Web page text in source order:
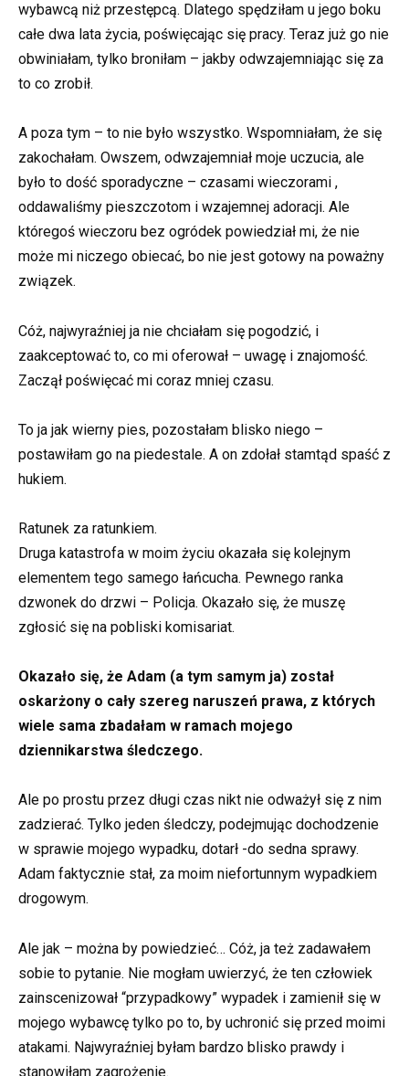
wybawcą niż przestępcą. Dlatego spędziłam u jego boku
całe dwa lata życia, poświęcając się pracy. Teraz już go nie
obwiniałam, tylko broniłam – jakby odwzajemniając się za
to co zrobił.
A poza tym – to nie było wszystko. Wspomniałam, że się
zakochałam. Owszem, odwzajemniał moje uczucia, ale
było to dość sporadyczne – czasami wieczorami ,
oddawaliśmy pieszczotom i wzajemnej adoracji. Ale
któregoś wieczoru bez ogródek powiedział mi, że nie
może mi niczego obiecać, bo nie jest gotowy na poważny
związek.
Cóż, najwyraźniej ja nie chciałam się pogodzić, i
zaakceptować to, co mi oferował – uwagę i znajomość.
Zaczął poświęcać mi coraz mniej czasu.
To ja jak wierny pies, pozostałam blisko niego –
postawiłam go na piedestale. A on zdołał stamtąd spaść z
hukiem.
Ratunek za ratunkiem.
Druga katastrofa w moim życiu okazała się kolejnym
elementem tego samego łańcucha. Pewnego ranka
dzwonek do drzwi – Policja. Okazało się, że muszę
zgłosić się na pobliski komisariat.
Okazało się, że Adam (a tym samym ja) został
oskarżony o cały szereg naruszeń prawa, z których
wiele sama zbadałam w ramach mojego
dziennikarstwa śledczego.
Ale po prostu przez długi czas nikt nie odważył się z nim
zadzierać. Tylko jeden śledczy, podejmując dochodzenie
w sprawie mojego wypadku, dotarł -do sedna sprawy.
Adam faktycznie stał, za moim niefortunnym wypadkiem
drogowym.
Ale jak – można by powiedzieć… Cóż, ja też zadawałem
sobie to pytanie. Nie mogłam uwierzyć, że ten człowiek
zainscenizował “przypadkowy” wypadek i zamienił się w
mojego wybawcę tylko po to, by uchronić się przed moimi
atakami. Najwyraźniej byłam bardzo blisko prawdy i
stanowiłam zagrożenie.